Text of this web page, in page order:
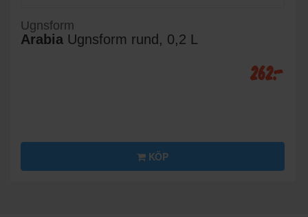
Ugnsform
Arabia Ugnsform rund, 0,2 L
262:-
KÖP